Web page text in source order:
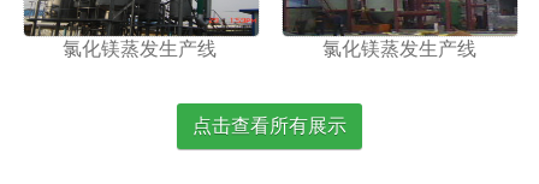
氯化镁蒸发生产线 氯化镁蒸发生产线
点击查看所有展示